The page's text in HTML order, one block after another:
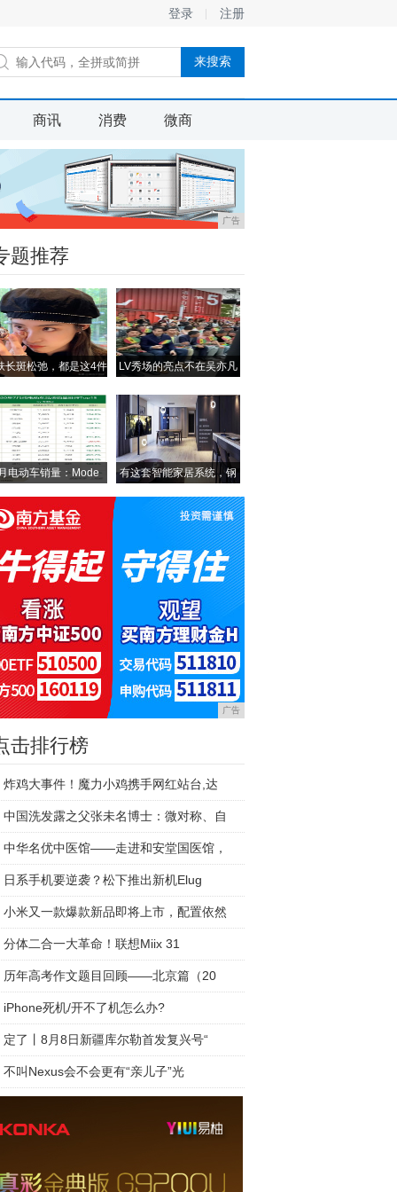
登录 注册
商讯 消费 微商
广告
题推荐
长斑松弛，都是这4件 LV秀场的亮点不在吴亦凡
电动车销量：Mode
有这套智能家居系统，钢
铁
广告
击排行榜
炸鸡大事件！魔力小鸡携手网红站台,达
中国洗发露之父张未名博士：微对称、自
中华名优中医馆——走进和安堂国医馆，
日系手机要逆袭？松下推出新机Elug
小米又一款爆款新品即将上市，配置依然
分体二合一大革命！联想Miix 31
历年高考作文题目回顾——北京篇（20
iPhone死机/开不了机怎么办?
定了丨8月8日新疆库尔勒首发复兴号“
不叫Nexus会不会更有“亲儿子”光